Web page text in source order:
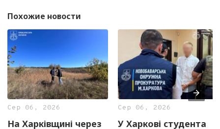
Похожие новости
Сер 06, 2026
На Харківщині через
Сер 06, 2026
У Харкові студента